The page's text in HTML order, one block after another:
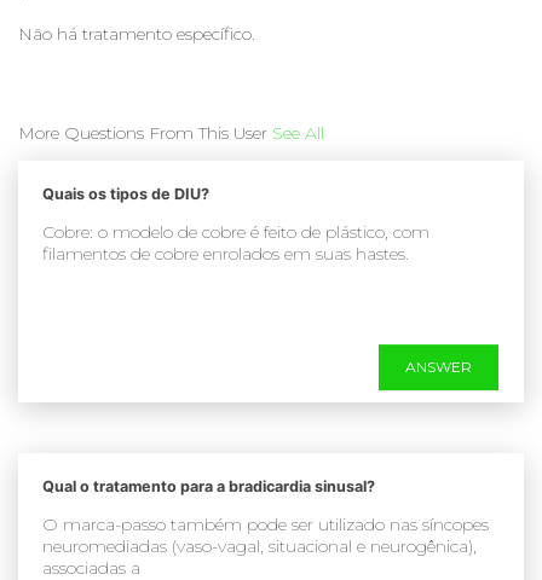
Não há tratamento específico.
More Questions From This User See All
Quais os tipos de DIU?
Cobre: o modelo de cobre é feito de plástico, com
filamentos de cobre enrolados em suas hastes.
ANSWER
Qual o tratamento para a bradicardia sinusal?
O marca-passo também pode ser utilizado nas síncopes
neuromediadas (vaso-vagal, situacional e neurogênica),
associadas a